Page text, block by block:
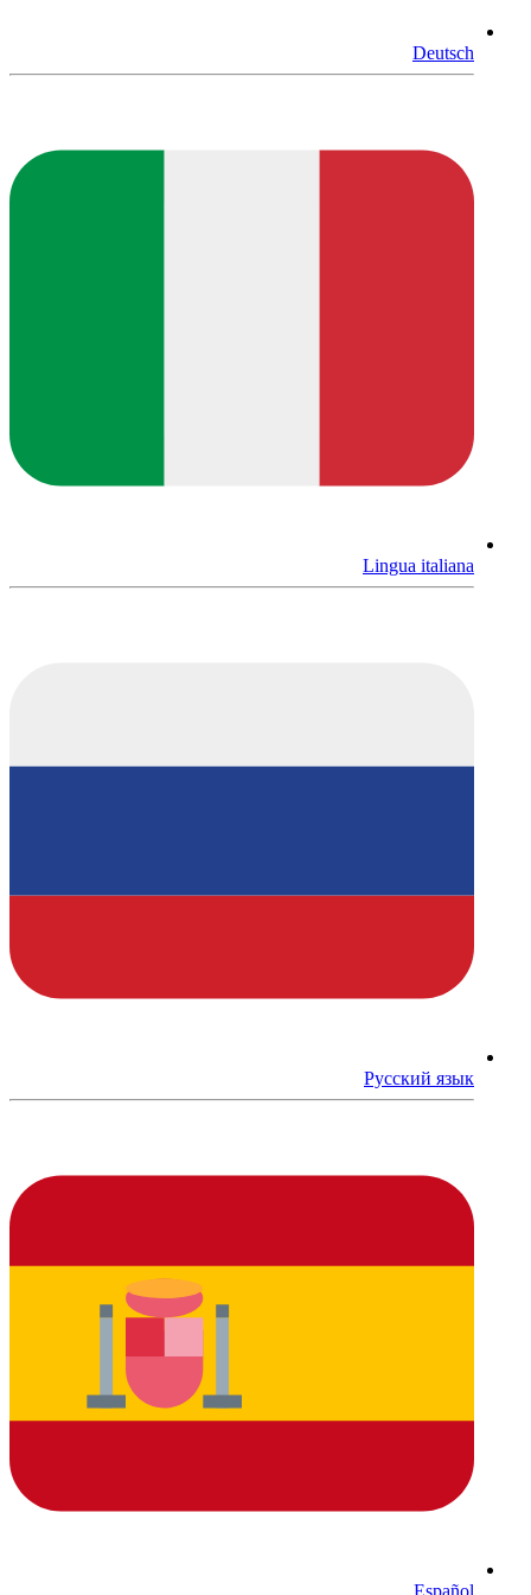
Deutsch
Lingua italiana
Русский язык
Español